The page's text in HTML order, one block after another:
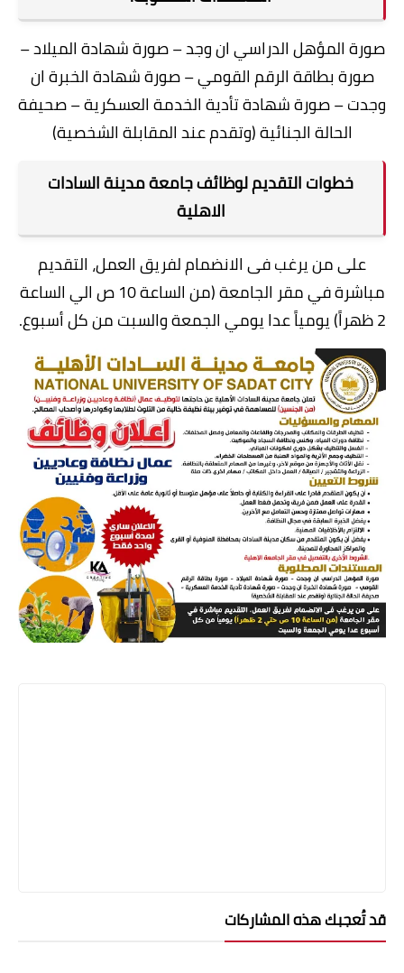
صورة المؤهل الدراسي ان وجد – صورة شهادة الميلاد –
صورة بطاقة الرقم القومي – صورة شهادة الخبرة ان
وجدت – صورة شهادة تأدية الخدمة العسكرية – صحيفة
الحالة الجنائية (وتقدم عند المقابلة الشخصية)
خطوات التقديم لوظائف جامعة مدينة السادات
الاهلية
على من يرغب فى الانضمام لفريق العمل، التقديم
مباشرة في مقر الجامعة (من الساعة 10 ص الي الساعة
2 ظهراً) يومياً عدا يومي الجمعة والسبت من كل أسبوع.
قد تُعجبك هذه المشاركات